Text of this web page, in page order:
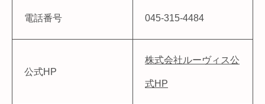
電話番号 045-315-4484
公式HP
株式会社ルーヴィス公
式HP